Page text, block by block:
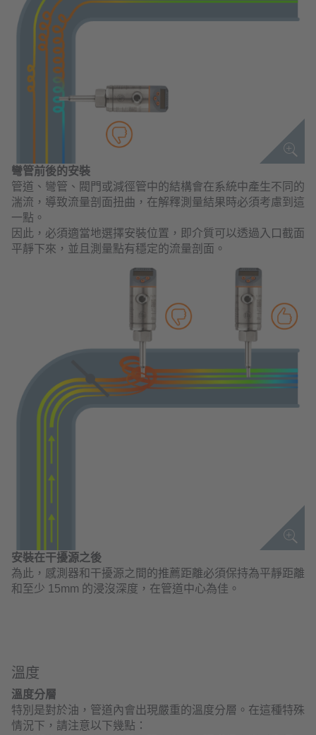
彎管前後的安裝
管道、彎管、閥門或減徑管中的結構會在系統中產生不同的
湍流，導致流量剖面扭曲，在解釋測量結果時必須考慮到這
一點。
因此，必須適當地選擇安裝位置，即介質可以透過入口截面
平靜下來，並且測量點有穩定的流量剖面。
安裝在干擾源之後
為此，感測器和干擾源之間的推薦距離必須保持為平靜距離
和至少 15mm 的浸沒深度，在管道中心為佳。
溫度
溫度分層
特別是對於油，管道內會出現嚴重的溫度分層。在這種特殊
情況下，請注意以下幾點：